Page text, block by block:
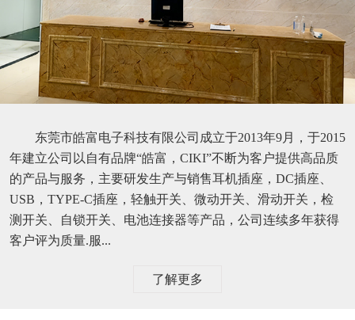
东莞市皓富电子科技有限公司成立于2013年9月，于2015
年建立公司以自有品牌“皓富，CIKI”不断为客户提供高品质
的产品与服务，主要研发生产与销售耳机插座，DC插座、
USB，TYPE-C插座，轻触开关、微动开关、滑动开关，检
测开关、自锁开关、电池连接器等产品，公司连续多年获得
客户评为质量.服...
了解更多